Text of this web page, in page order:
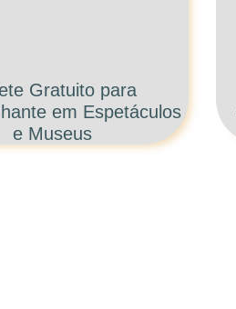
Gratuito para
em Espetáculos
e Museus